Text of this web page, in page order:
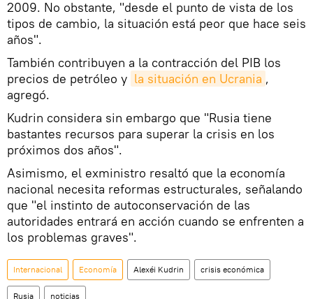
2009. No obstante, "desde el punto de vista de los
tipos de cambio, la situación está peor que hace seis
años".
También contribuyen a la contracción del PIB los
precios de petróleo y la situación en Ucrania ,
agregó.
Kudrin considera sin embargo que "Rusia tiene
bastantes recursos para superar la crisis en los
próximos dos años".
Asimismo, el exministro resaltó que la economía
nacional necesita reformas estructurales, señalando
que "el instinto de autoconservación de las
autoridades entrará en acción cuando se enfrenten a
los problemas graves".
Internacional Economía Alexéi Kudrin crisis económica
Rusia noticias